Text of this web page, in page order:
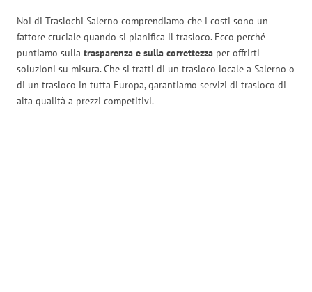
Noi di Traslochi Salerno comprendiamo che i costi sono un
fattore cruciale quando si pianifica il trasloco. Ecco perché
puntiamo sulla trasparenza e sulla correttezza per offrirti
soluzioni su misura. Che si tratti di un trasloco locale a Salerno o
di un trasloco in tutta Europa, garantiamo servizi di trasloco di
alta qualità a prezzi competitivi.